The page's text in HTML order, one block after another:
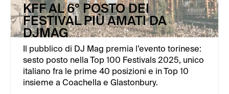
KFF AL 6° POSTO DEI
FESTIVAL PIÙ AMATI DA
DJMAG
Il pubblico di DJ Mag premia l’evento torinese:
sesto posto nella Top 100 Festivals 2025, unico
italiano fra le prime 40 posizioni e in Top 10
insieme a Coachella e Glastonbury.